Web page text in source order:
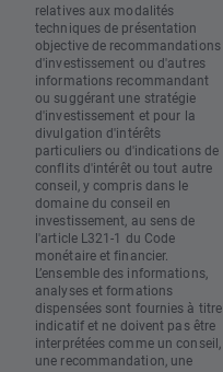
relatives aux modalités
techniques de présentation
objective de recommandations
d'investissement ou d'autres
informations recommandant
ou suggérant une stratégie
d'investissement et pour la
divulgation d'intérêts
particuliers ou d'indications de
conflits d'intérêt ou tout autre
conseil, y compris dans le
domaine du conseil en
investissement, au sens de
l'article L321-1 du Code
monétaire et financier.
L’ensemble des informations,
analyses et formations
dispensées sont fournies à titre
indicatif et ne doivent pas être
interprétées comme un conseil,
une recommandation, une